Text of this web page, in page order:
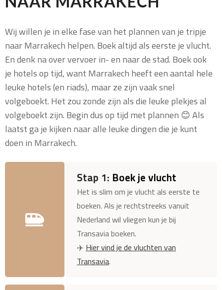
Wij willen je in elke fase van het plannen van je tripje
naar Marrakech helpen. Boek altijd als eerste je vlucht.
En denk na over vervoer in- en naar de stad. Boek ook
je hotels op tijd, want Marrakech heeft een aantal hele
leuke hotels (en riads), maar ze zijn vaak snel
volgeboekt. Het zou zonde zijn als die leuke plekjes al
volgeboekt zijn. Begin dus op tijd met plannen 😊 Als
laatst ga je kijken naar alle leuke dingen die je kunt
doen in Marrakech.
Stap 1: Boek je vlucht
Het is slim om je vlucht als eerste te
boeken. Als je rechtstreeks vanuit
Nederland wil vliegen kun je bij
Transavia boeken.
✈️Hier vind je de vluchten van
Transavia.